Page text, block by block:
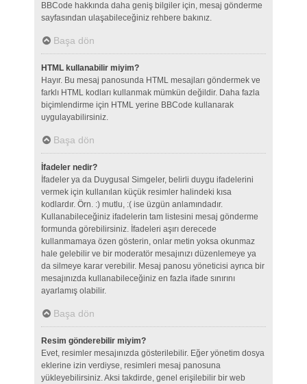
BBCode hakkında daha geniş bilgiler için, mesaj gönderme
sayfasından ulaşabileceğiniz rehbere bakınız.
Başa dön
HTML kullanabilir miyim?
Hayır. Bu mesaj panosunda HTML mesajları göndermek ve
farklı HTML kodları kullanmak mümkün değildir. Daha fazla
biçimlendirme için HTML yerine BBCode kullanarak
uygulayabilirsiniz.
Başa dön
İfadeler nedir?
İfadeler ya da Duygusal Simgeler, belirli duygu ifadelerini
vermek için kullanılan küçük resimler halindeki kısa
kodlardır. Örn. :) mutlu, :( ise üzgün anlamındadır.
Kullanabileceğiniz ifadelerin tam listesini mesaj gönderme
formunda görebilirsiniz. İfadeleri aşırı derecede
kullanmamaya özen gösterin, onlar metin yoksa okunmaz
hale gelebilir ve bir moderatör mesajınızı düzenlemeye ya
da silmeye karar verebilir. Mesaj panosu yöneticisi ayrıca bir
mesajınızda kullanabileceğiniz en fazla ifade sınırını
ayarlamış olabilir.
Başa dön
Resim gönderebilir miyim?
Evet, resimler mesajınızda gösterilebilir. Eğer yönetim dosya
eklerine izin verdiyse, resimleri mesaj panosuna
yükleyebilirsiniz. Aksi takdirde, genel erişilebilir bir web